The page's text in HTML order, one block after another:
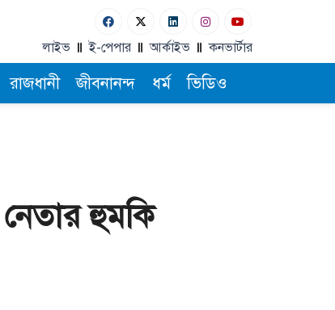
লাইভ ই-পেপার আর্কাইভ কনভার্টার
রাজধানী জীবনানন্দ ধর্ম ভিডিও
হুমকি